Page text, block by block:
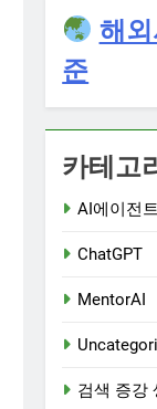
해외
준
카테고
AI에이전트
ChatGPT
MentorAI
검색 증강